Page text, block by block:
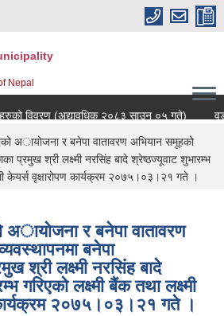
Nepal
विवरण (अद्यावधिक २०८३ साउन ०५ गते)
अायोजना र बनेपा वातावरण अभियान समूहको
प्रमुख श्री लक्ष्मी नरसिंह बादे श्रेष्ठज्यूवाट शुभारम्भ
केयर्स वृक्षारोपण कार्यक्रम २०७५।०३।२१ गते ।
अायोजना र बनेपा वातावरण
बनेपा
श्री लक्ष्मी नरसिंह बादे
गरिएको लक्ष्मी बैंक तथा लक्ष्मी
२०७५।०३।२१ गते ।